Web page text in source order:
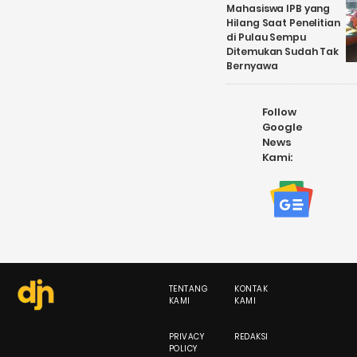
Mahasiswa IPB yang
Hilang Saat Penelitian
di Pulau Sempu
Ditemukan Sudah Tak
Bernyawa
Follow
Google
News
Kami:
TENTANG
KAMI
KONTAK
KAMI
PRIVACY
POLICY
REDAKSI